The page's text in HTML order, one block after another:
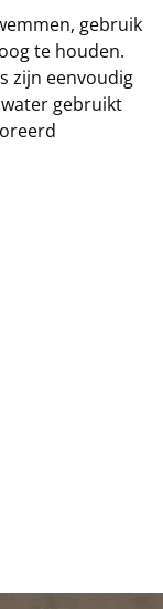
gebruik
te houden.
zijn eenvoudig
gebruikt